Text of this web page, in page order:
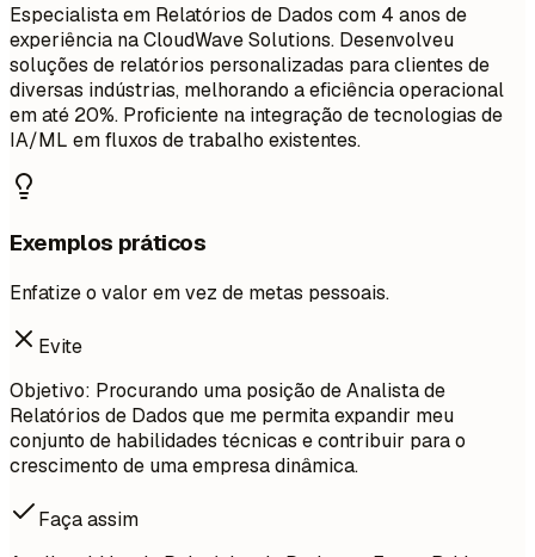
Especialista em Relatórios de Dados com 4 anos de
experiência na CloudWave Solutions. Desenvolveu
soluções de relatórios personalizadas para clientes de
diversas indústrias, melhorando a eficiência operacional
em até 20%. Proficiente na integração de tecnologias de
IA/ML em fluxos de trabalho existentes.
Exemplos práticos
Enfatize o valor em vez de metas pessoais.
Evite
Objetivo: Procurando uma posição de Analista de
Relatórios de Dados que me permita expandir meu
conjunto de habilidades técnicas e contribuir para o
crescimento de uma empresa dinâmica.
Faça assim